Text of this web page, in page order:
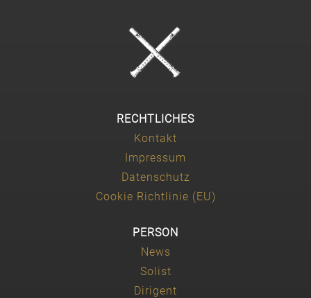
RECHTLICHES
Kontakt
Impressum
Datenschutz
Cookie Richtlinie (EU)
PERSON
News
Solist
Dirigent